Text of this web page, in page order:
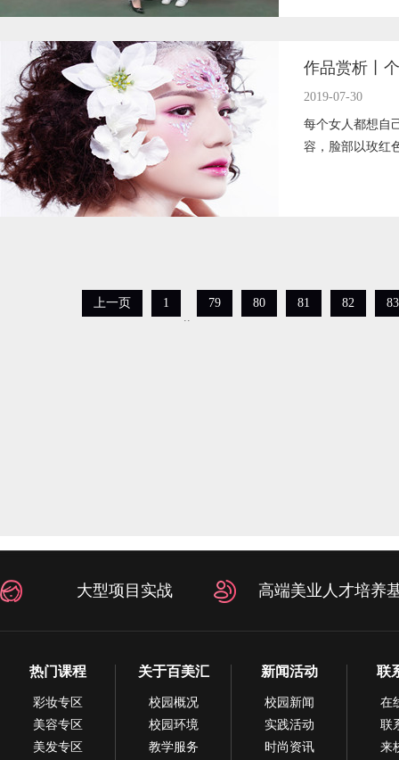
作品赏析丨
2019-07-30
每个女人都想自
容，脸部以玫红
上一页
1
79 80 81 82 83
大型项目实战 高端美业人才培养
热门课程
彩妆专区
美容专区
美发专区
关于百美汇
校园概况
校园环境
教学服务
新闻活动
校园新闻
实践活动
时尚资讯
联
在
联
来